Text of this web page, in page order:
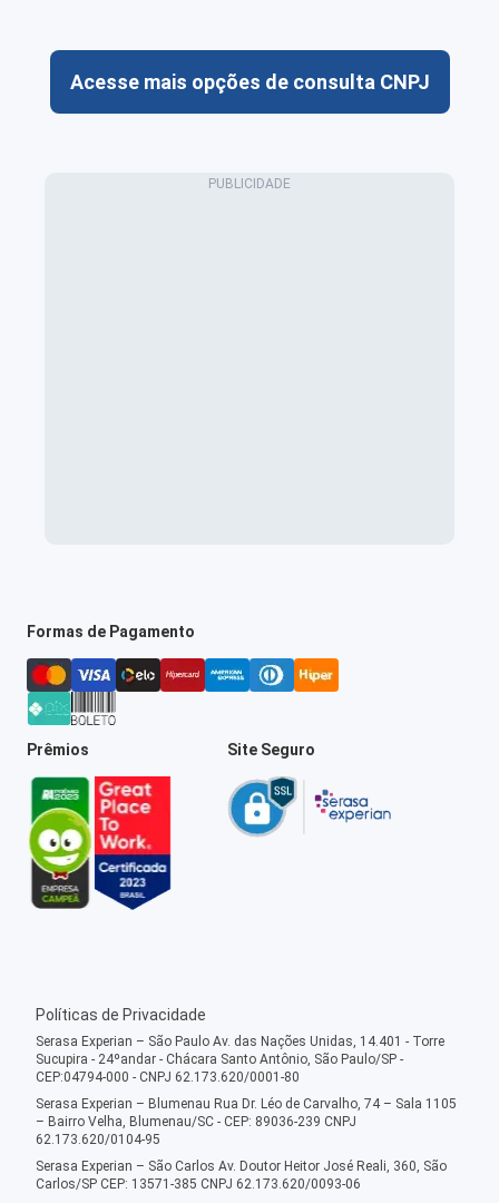
Acesse mais opções de consulta CNPJ
Formas de Pagamento
Prêmios Site Seguro
Políticas de Privacidade
Serasa Experian – São Paulo Av. das Nações Unidas, 14.401 - Torre
Sucupira - 24ºandar - Chácara Santo Antônio, São Paulo/SP -
CEP:04794-000 - CNPJ 62.173.620/0001-80
Serasa Experian – Blumenau Rua Dr. Léo de Carvalho, 74 – Sala 1105
– Bairro Velha, Blumenau/SC - CEP: 89036-239 CNPJ
62.173.620/0104-95
Serasa Experian – São Carlos Av. Doutor Heitor José Reali, 360, São
Carlos/SP CEP: 13571-385 CNPJ 62.173.620/0093-06